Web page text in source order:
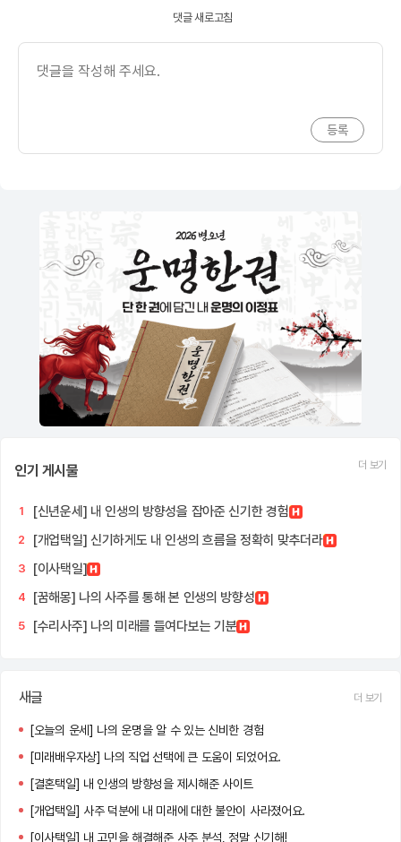
댓글 새로고침
인기 게시물 더 보기
1 [신년운세] 내 인생의 방향성을 잡아준 신기한 경험
2 [개업택일] 신기하게도 내 인생의 흐름을 정확히 맞추더라
3 [이사택일]
4 [꿈해몽] 나의 사주를 통해 본 인생의 방향성
5 [수리사주] 나의 미래를 들여다보는 기분
새글 더 보기
[오늘의 운세] 나의 운명을 알 수 있는 신비한 경험
[미래배우자상] 나의 직업 선택에 큰 도움이 되었어요.
[결혼택일] 내 인생의 방향성을 제시해준 사이트
[개업택일] 사주 덕분에 내 미래에 대한 불안이 사라졌어요.
[이사택일] 내 고민을 해결해준 사주 분석, 정말 신기해!